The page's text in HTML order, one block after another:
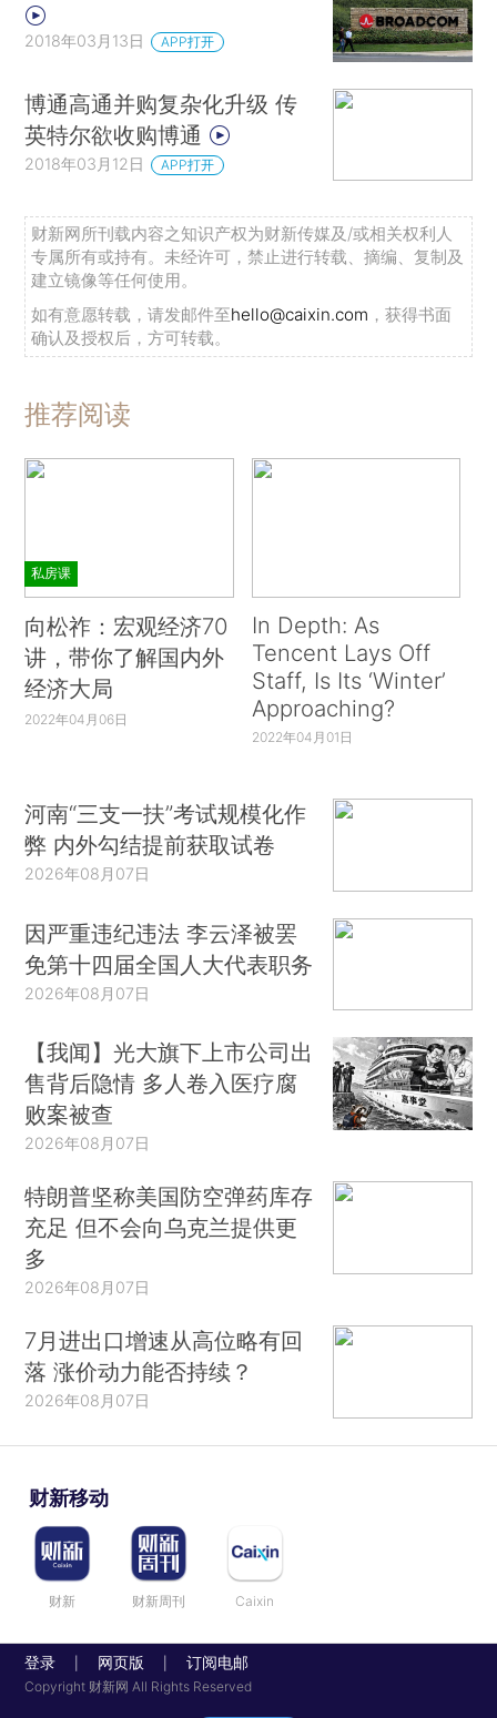
2018年03月13日 APP打开
博通高通并购复杂化升级 传
英特尔欲收购博通
2018年03月12日 APP打开
财新网所刊载内容之知识产权为财新传媒及/或相关权利人
专属所有或持有。未经许可，禁止进行转载、摘编、复制及
建立镜像等任何使用。
如有意愿转载，请发邮件至hello@caixin.com ，获得书面
确认及授权后，方可转载。
推荐阅读
私房课
向松祚：宏观经济70
讲，带你了解国内外
经济大局
2022年04月06日
In Depth: As
Tencent Lays Off
Staff, Is Its ‘Winter’
Approaching?
2022年04月01日
河南“三支一扶”考试规模化作
弊 内外勾结提前获取试卷
2026年08月07日
因严重违纪违法 李云泽被罢
免第十四届全国人大代表职务
2026年08月07日
【我闻】光大旗下上市公司出
售背后隐情 多人卷入医疗腐
败案被查
2026年08月07日
特朗普坚称美国防空弹药库存
充足 但不会向乌克兰提供更
多
2026年08月07日
7月进出口增速从高位略有回
落 涨价动力能否持续？
2026年08月07日
财新移动
财新 财新周刊 Caixin
登录 网页版 订阅电邮
Copyright 财新网 All Rights Reserved